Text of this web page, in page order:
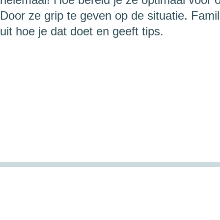
Door ze grip te geven op de situatie.
uit hoe je dat doet en geeft tips.